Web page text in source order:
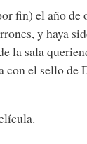
fin) el año
y haya
la sala
el sello de